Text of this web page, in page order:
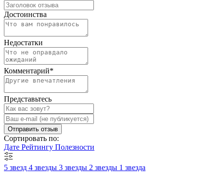
Достоинства
Недостатки
Комментарий*
Представьтесь
Отправить отзыв
Сортировать по:
Дате Рейтингу Полезности
5 звезд 4 звезды 3 звезды 2 звезды 1 звезда